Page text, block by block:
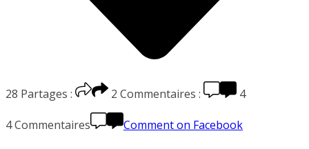
28 Partages : 2 Commentaires : 4
4 Commentaires Comment on Facebook